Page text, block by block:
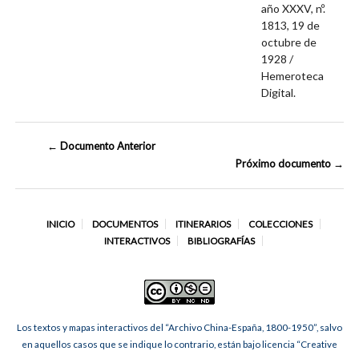
año XXXV, nº.
1813, 19 de
octubre de
1928 /
Hemeroteca
Digital.
← Documento Anterior
Próximo documento →
INICIO DOCUMENTOS ITINERARIOS
COLECCIONES
INTERACTIVOS
BIBLIOGRAFÍAS
Los textos y mapas interactivos del “Archivo China-España, 1800-1950”, salvo
en aquellos casos que se indique lo contrario, están bajo licencia “Creative